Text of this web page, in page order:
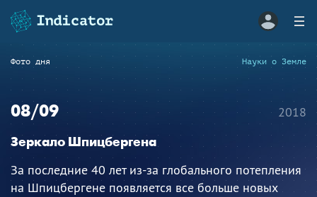
Фото дня Науки о Земле
08/09
Зеркало Шпицбергена
За последние 40 лет из-за глобального потепления
на Шпицбергене появляется все больше новых
2018